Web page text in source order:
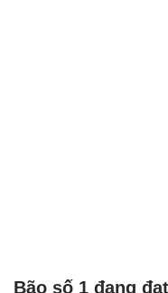
Bão số 1 đang